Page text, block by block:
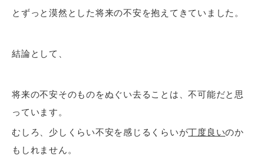
とずっと漠然とした将来の不安を抱えてきていました。
結論として、
将来の不安そのものをぬぐい去ることは、不可能だと思
っています。
むしろ、少しくらい不安を感じるくらいが丁度良いのか
もしれません。